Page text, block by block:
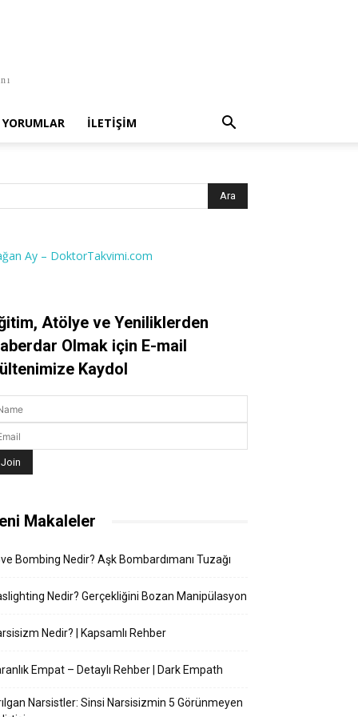
YORUMLAR İLETIŞIM
Ay – DoktorTakvimi.com
Atölye ve Yeniliklerden
Olmak için E-mail
Kaydol
Makaleler
Bombing Nedir? Aşk Bombardımanı Tuzağı
Nedir? Gerçekliğini Bozan Manipülasyon
Nedir? | Kapsamlı Rehber
Empat – Detaylı Rehber | Dark Empath
Narsistler: Sinsi Narsisizmin 5 Görünmeyen